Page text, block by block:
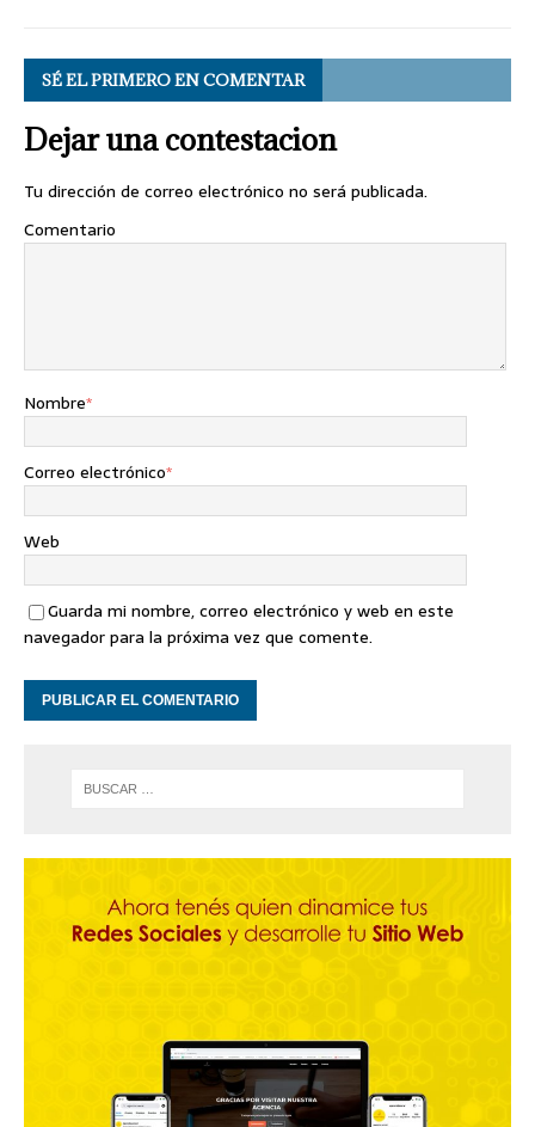
SÉ EL PRIMERO EN COMENTAR
Dejar una contestacion
Tu dirección de correo electrónico no será publicada.
Comentario
Nombre*
Correo electrónico*
Web
Guarda mi nombre, correo electrónico y web en este
navegador para la próxima vez que comente.